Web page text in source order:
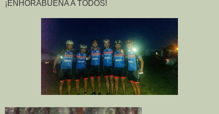
¡ENHORABUENA A TODOS!